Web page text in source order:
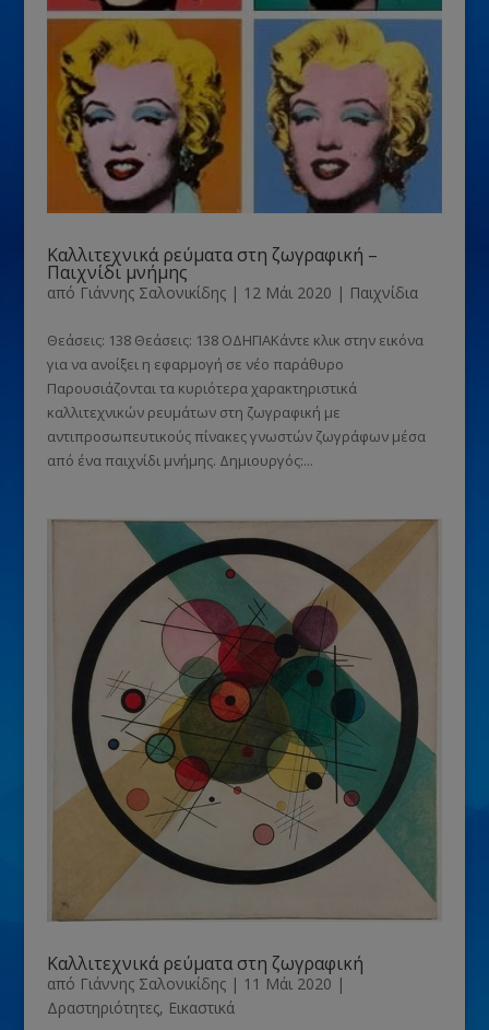
Καλλιτεχνικά ρεύματα στη ζωγραφική –
Παιχνίδι μνήμης
από Γιάννης Σαλονικίδης| 12 Μάι 2020 | Παιχνίδια
Θεάσεις: 138 Θεάσεις: 138 ΟΔΗΓΙΑΚάντε κλικ στην εικόνα
για να ανοίξει η εφαρμογή σε νέο παράθυρο
Παρουσιάζονται τα κυριότερα χαρακτηριστικά
καλλιτεχνικών ρευμάτων στη ζωγραφική με
αντιπροσωπευτικούς πίνακες γνωστών ζωγράφων μέσα
από ένα παιχνίδι μνήμης. Δημιουργός:...
Καλλιτεχνικά ρεύματα στη ζωγραφική
από Γιάννης Σαλονικίδης| 11 Μάι 2020 |
Δραστηριότητες, Εικαστικά